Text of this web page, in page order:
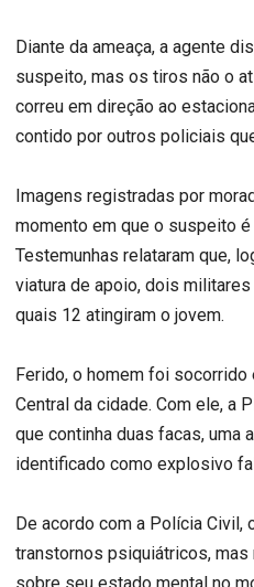
Diante da ameaça, a agente
suspeito, mas os tiros não o
correu em direção ao
contido por outros policiais
Imagens registradas por
momento em que o suspeito
Testemunhas relataram que,
viatura de apoio, dois
quais 12 atingiram o jovem.
Ferido, o homem foi
Central da cidade. Com ele, a
que continha duas facas, uma
identificado como explosivo
De acordo com a Polícia
transtornos psiquiátricos, mas